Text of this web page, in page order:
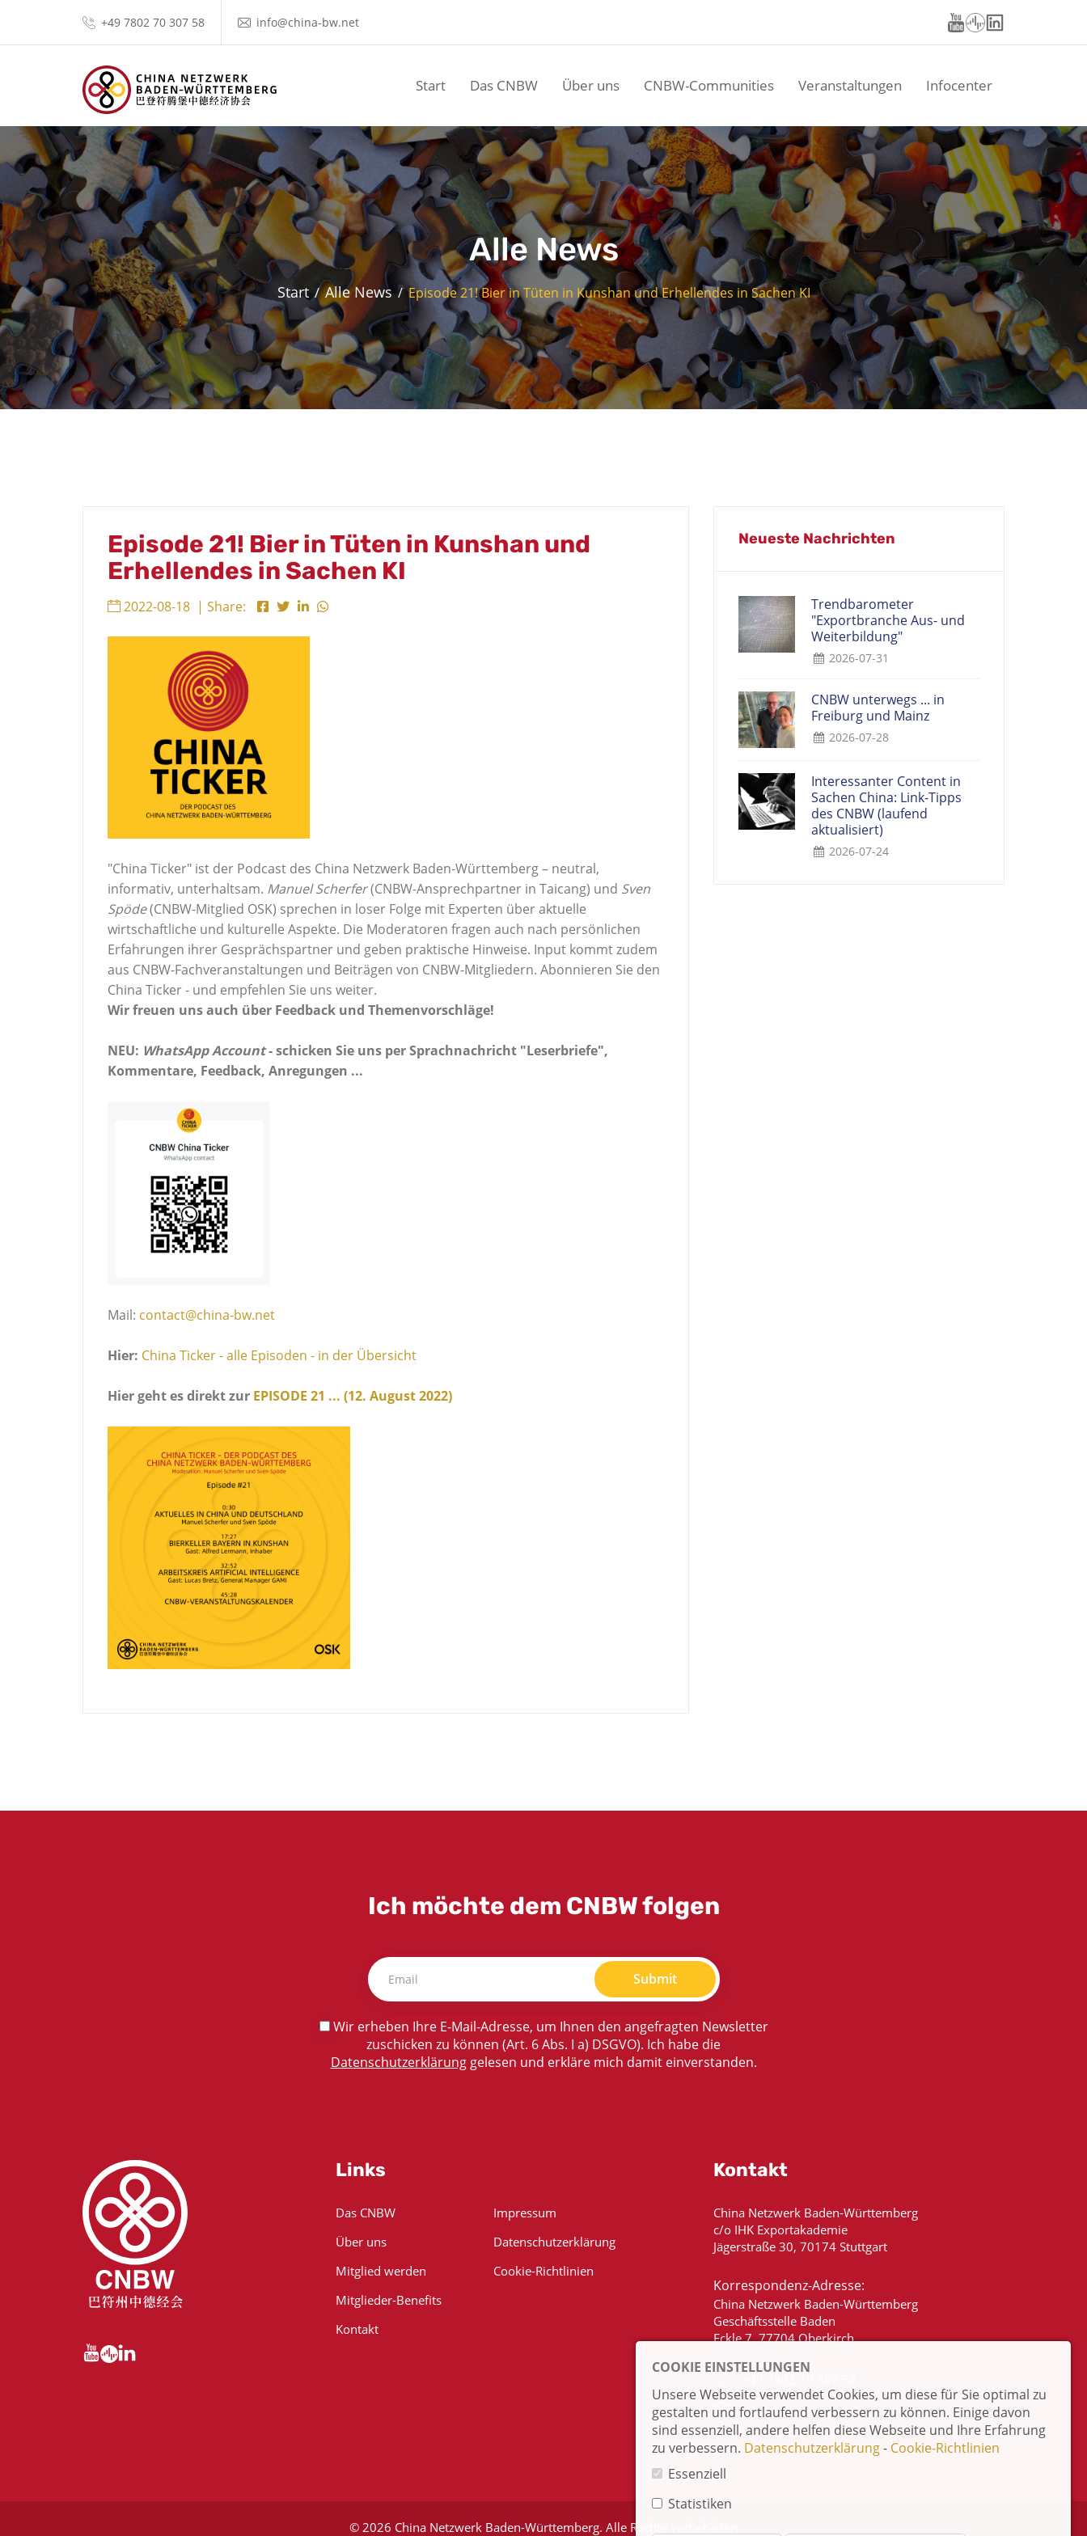
+49 7802 70 307 58 info@china-bw.net
Start Das CNBW Über uns CNBW-Communities Veranstaltungen Infocenter
Alle News
Start Alle News Episode 21! Bier in Tüten in Kunshan und Erhellendes in Sachen KI
Episode 21! Bier in Tüten in Kunshan und
Erhellendes in Sachen KI
2022-08-18 | Share:
"China Ticker" ist der Podcast des China Netzwerk Baden-Württemberg – neutral,
informativ, unterhaltsam. Manuel Scherfer(CNBW-Ansprechpartner in Taicang) und Sven
Spöde(CNBW-Mitglied OSK) sprechen in loser Folge mit Experten über aktuelle
wirtschaftliche und kulturelle Aspekte. Die Moderatoren fragen auch nach persönlichen
Erfahrungen ihrer Gesprächspartner und geben praktische Hinweise. Input kommt zudem
aus CNBW-Fachveranstaltungen und Beiträgen von CNBW-Mitgliedern. Abonnieren Sie den
China Ticker - und empfehlen Sie uns weiter.
Wir freuen uns auch über Feedback und Themenvorschläge!
NEU: WhatsApp Account- schicken Sie uns per Sprachnachricht "Leserbriefe",
Kommentare, Feedback, Anregungen ...
Mail: contact@china-bw.net
Hier: China Ticker - alle Episoden - in der Übersicht
Hier geht es direkt zur EPISODE 21 ... (12. August 2022)
Neueste Nachrichten
Trendbarometer
"Exportbranche Aus- und
Weiterbildung"
2026-07-31
CNBW unterwegs ... in
Freiburg und Mainz
2026-07-28
Interessanter Content in
Sachen China: Link-Tipps
des CNBW (laufend
aktualisiert)
2026-07-24
Ich möchte dem CNBW folgen
Submit
Wir erheben Ihre E-Mail-Adresse, um Ihnen den angefragten Newsletter
zuschicken zu können (Art. 6 Abs. I a) DSGVO). Ich habe die
Datenschutzerklärunggelesen und erkläre mich damit einverstanden.
Links
Das CNBW
Über uns
Mitglied werden
Mitglieder-Benefits
Kontakt
Impressum
Datenschutzerklärung
Cookie-Richtlinien
Kontakt
China Netzwerk Baden-Württemberg
c/o IHK Exportakademie
Jägerstraße 30, 70174 Stuttgart
Korrespondenz-Adresse:
China Netzwerk Baden-Württemberg
Geschäftsstelle Baden
Eckle 7, 77704 Oberkirch
info@china-bw.net
© 2026 China Netzwerk Baden-Württemberg. Alle Rechte vorbehalten
COOKIE EINSTELLUNGEN
Unsere Webseite verwendet Cookies, um diese für Sie optimal zu
gestalten und fortlaufend verbessern zu können. Einige davon
sind essenziell, andere helfen diese Webseite und Ihre Erfahrung
zu verbessern. Datenschutzerklärung- Cookie-Richtlinien
Essenziell
Statistiken